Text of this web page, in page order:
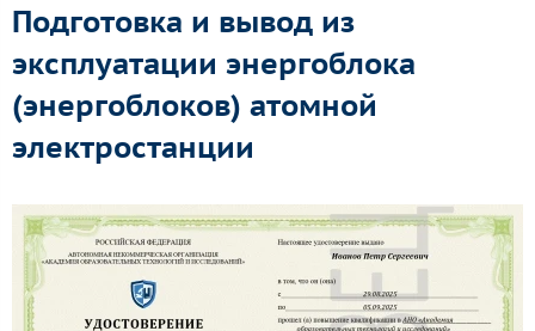
Подготовка и вывод из
эксплуатации энергоблока
(энергоблоков) атомной
электростанции